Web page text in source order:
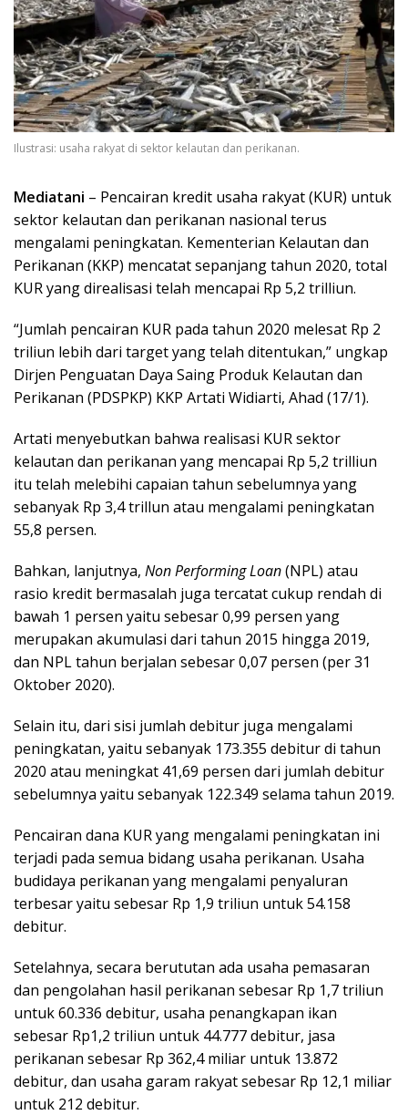
Ilustrasi: usaha rakyat di sektor kelautan dan perikanan.
Mediatani – Pencairan kredit usaha rakyat (KUR) untuk
sektor kelautan dan perikanan nasional terus
mengalami peningkatan. Kementerian Kelautan dan
Perikanan (KKP) mencatat sepanjang tahun 2020, total
KUR yang direalisasi telah mencapai Rp 5,2 trilliun.
“Jumlah pencairan KUR pada tahun 2020 melesat Rp 2
triliun lebih dari target yang telah ditentukan,” ungkap
Dirjen Penguatan Daya Saing Produk Kelautan dan
Perikanan (PDSPKP) KKP Artati Widiarti, Ahad (17/1).
Artati menyebutkan bahwa realisasi KUR sektor
kelautan dan perikanan yang mencapai Rp 5,2 trilliun
itu telah melebihi capaian tahun sebelumnya yang
sebanyak Rp 3,4 trillun atau mengalami peningkatan
55,8 persen.
Bahkan, lanjutnya, Non Performing Loan(NPL) atau
rasio kredit bermasalah juga tercatat cukup rendah di
bawah 1 persen yaitu sebesar 0,99 persen yang
merupakan akumulasi dari tahun 2015 hingga 2019,
dan NPL tahun berjalan sebesar 0,07 persen (per 31
Oktober 2020).
Selain itu, dari sisi jumlah debitur juga mengalami
peningkatan, yaitu sebanyak 173.355 debitur di tahun
2020 atau meningkat 41,69 persen dari jumlah debitur
sebelumnya yaitu sebanyak 122.349 selama tahun 2019.
Pencairan dana KUR yang mengalami peningkatan ini
terjadi pada semua bidang usaha perikanan. Usaha
budidaya perikanan yang mengalami penyaluran
terbesar yaitu sebesar Rp 1,9 triliun untuk 54.158
debitur.
Setelahnya, secara berututan ada usaha pemasaran
dan pengolahan hasil perikanan sebesar Rp 1,7 triliun
untuk 60.336 debitur, usaha penangkapan ikan
sebesar Rp1,2 triliun untuk 44.777 debitur, jasa
perikanan sebesar Rp 362,4 miliar untuk 13.872
debitur, dan usaha garam rakyat sebesar Rp 12,1 miliar
untuk 212 debitur.